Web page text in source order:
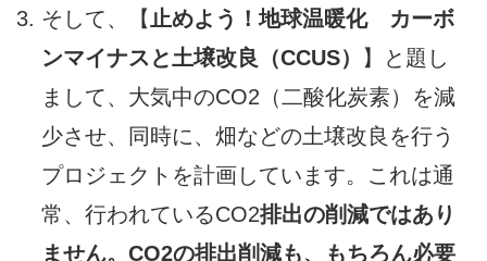
そして、【 止めよう！地球温暖化 カーボ
ンマイナスと土壌改良（CCUS）
】と題し
まして、大気中のCO2（二酸化炭素）を減
少させ、同時に、畑などの土壌改良を行う
プロジェクトを計画しています。これは通
常、行われているCO2排出の削減ではあり
ません。CO2の排出削減も、もちろん必要